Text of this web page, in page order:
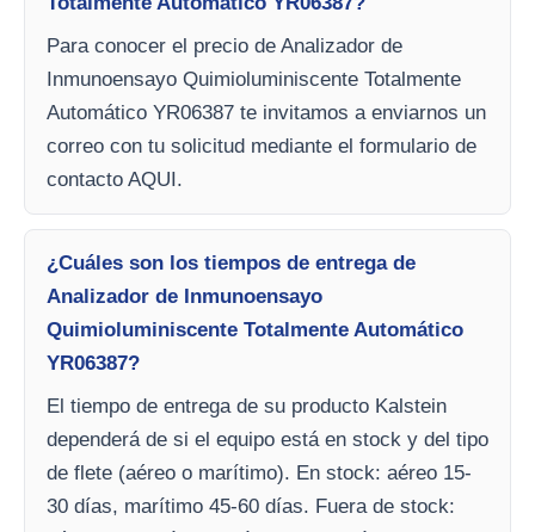
Para conocer el precio de Analizador de
Inmunoensayo Quimioluminiscente Totalmente
Automático YR06387 te invitamos a enviarnos un
correo con tu solicitud mediante el formulario de
contacto AQUI.
¿Cuáles son los tiempos de entrega de
Analizador de Inmunoensayo
Quimioluminiscente Totalmente Automático
YR06387?
El tiempo de entrega de su producto Kalstein
dependerá de si el equipo está en stock y del tipo
de flete (aéreo o marítimo). En stock: aéreo 15-
30 días, marítimo 45-60 días. Fuera de stock: